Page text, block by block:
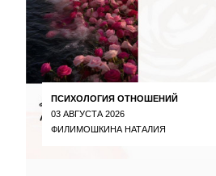
ПСИХОЛОГИЯ ОТНОШЕНИЙ
03 АВГУСТА 2026
ФИЛИМОШКИНА НАТАЛИЯ